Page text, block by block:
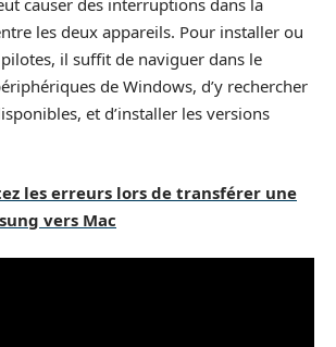
causer des interruptions dans la
les deux appareils. Pour installer ou
il suffit de naviguer dans le
de Windows, d’y rechercher
et d’installer les versions
les erreurs lors de transférer une
vers Mac